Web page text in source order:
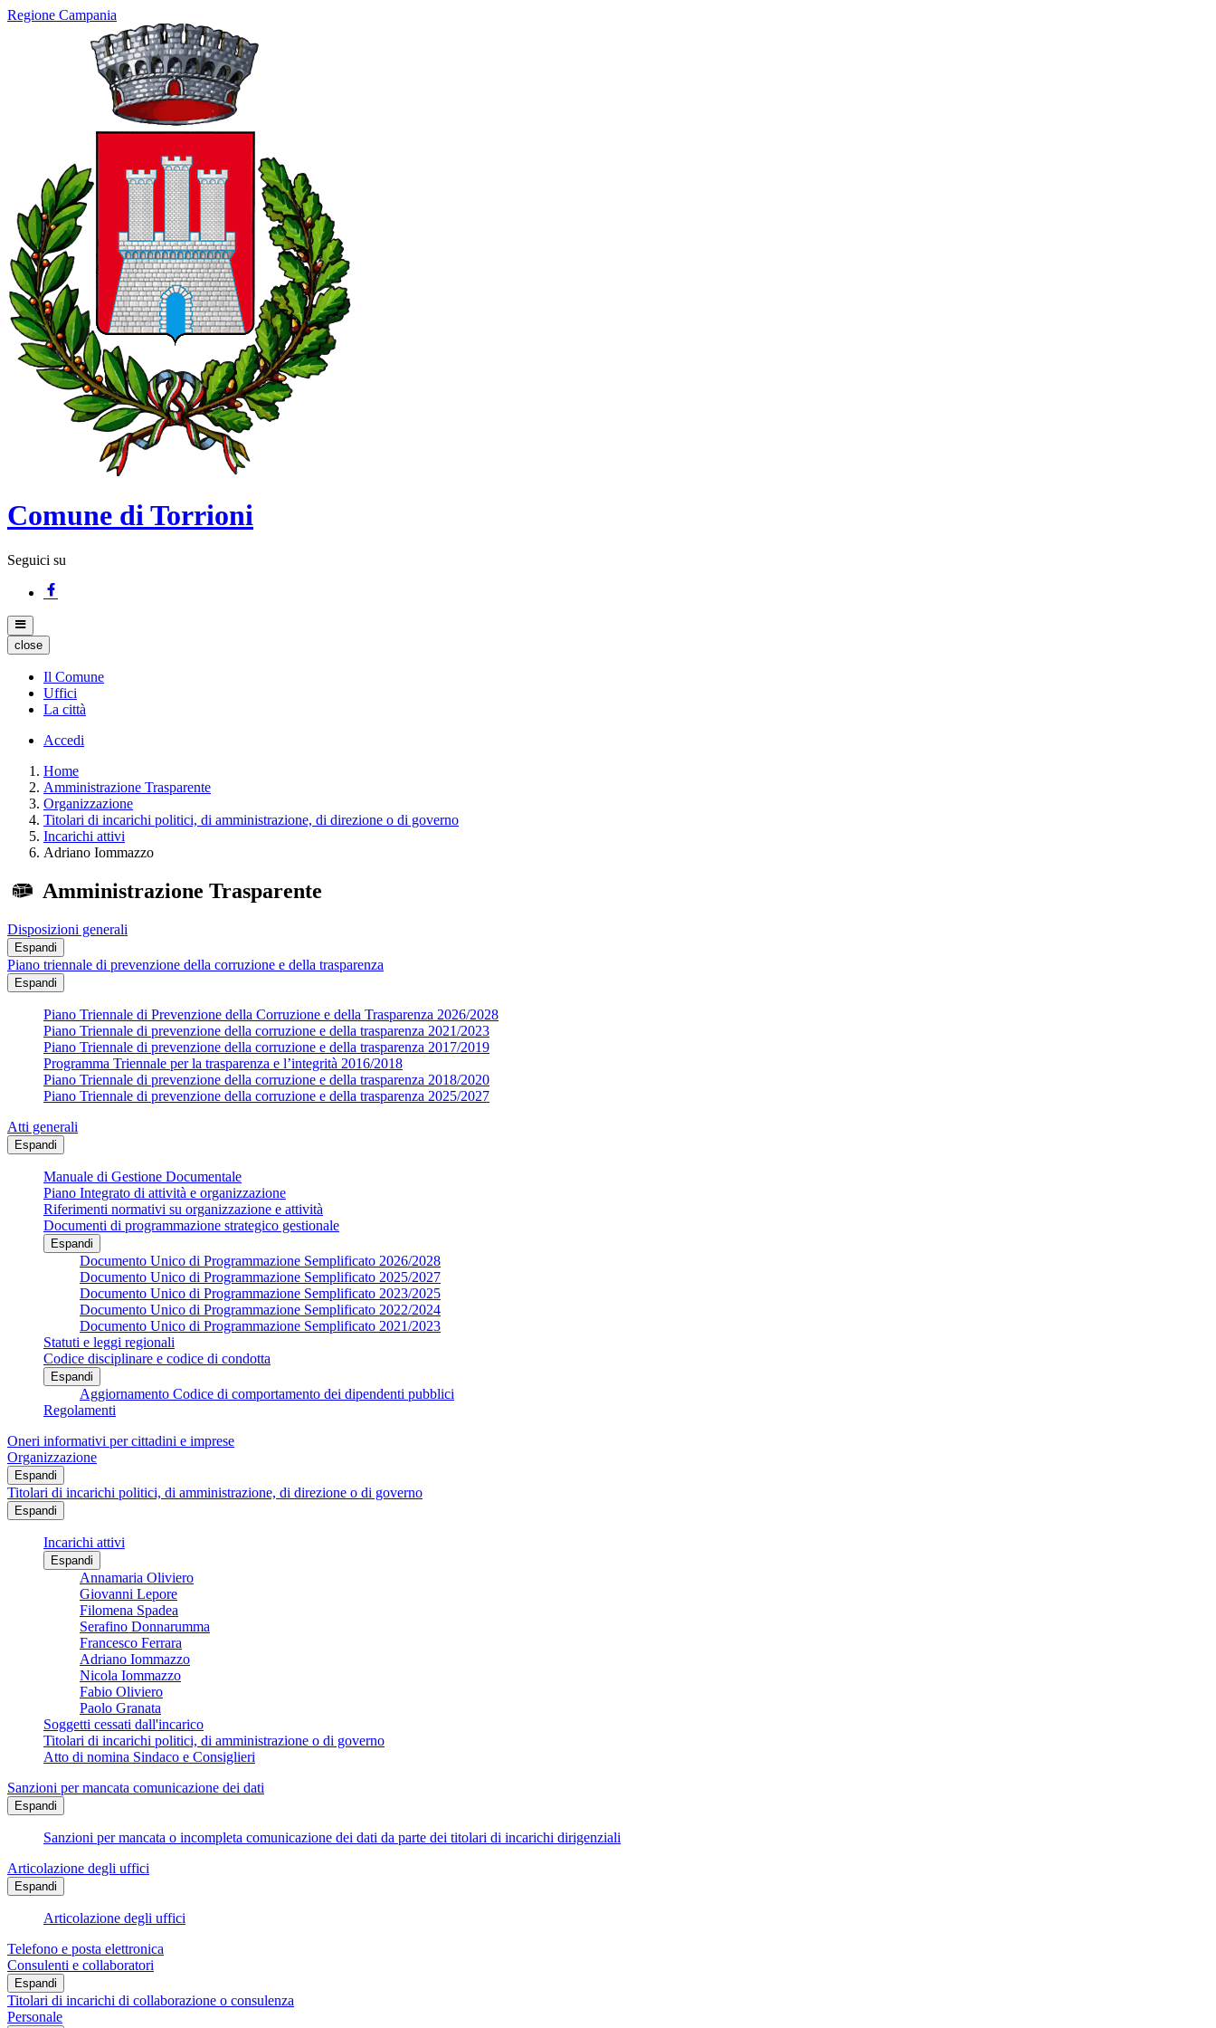
Regione Campania
Comune di Torrioni
Seguici su
close
Il Comune
Uffici
La città
Accedi
Home
Amministrazione Trasparente
Organizzazione
Titolari di incarichi politici, di amministrazione, di direzione o di governo
Incarichi attivi
Adriano Iommazzo
Amministrazione Trasparente
Disposizioni generali
Espandi
Piano triennale di prevenzione della corruzione e della trasparenza
Espandi
Piano Triennale di Prevenzione della Corruzione e della Trasparenza 2026/2028
Piano Triennale di prevenzione della corruzione e della trasparenza 2021/2023
Piano Triennale di prevenzione della corruzione e della trasparenza 2017/2019
Programma Triennale per la trasparenza e l’integrità 2016/2018
Piano Triennale di prevenzione della corruzione e della trasparenza 2018/2020
Piano Triennale di prevenzione della corruzione e della trasparenza 2025/2027
Atti generali
Espandi
Manuale di Gestione Documentale
Piano Integrato di attività e organizzazione
Riferimenti normativi su organizzazione e attività
Documenti di programmazione strategico gestionale
Espandi
Documento Unico di Programmazione Semplificato 2026/2028
Documento Unico di Programmazione Semplificato 2025/2027
Documento Unico di Programmazione Semplificato 2023/2025
Documento Unico di Programmazione Semplificato 2022/2024
Documento Unico di Programmazione Semplificato 2021/2023
Statuti e leggi regionali
Codice disciplinare e codice di condotta
Espandi
Aggiornamento Codice di comportamento dei dipendenti pubblici
Regolamenti
Oneri informativi per cittadini e imprese
Organizzazione
Espandi
Titolari di incarichi politici, di amministrazione, di direzione o di governo
Espandi
Incarichi attivi
Espandi
Annamaria Oliviero
Giovanni Lepore
Filomena Spadea
Serafino Donnarumma
Francesco Ferrara
Adriano Iommazzo
Nicola Iommazzo
Fabio Oliviero
Paolo Granata
Soggetti cessati dall'incarico
Titolari di incarichi politici, di amministrazione o di governo
Atto di nomina Sindaco e Consiglieri
Sanzioni per mancata comunicazione dei dati
Espandi
Sanzioni per mancata o incompleta comunicazione dei dati da parte dei titolari di incarichi dirigenziali
Articolazione degli uffici
Espandi
Articolazione degli uffici
Telefono e posta elettronica
Consulenti e collaboratori
Espandi
Titolari di incarichi di collaborazione o consulenza
Personale